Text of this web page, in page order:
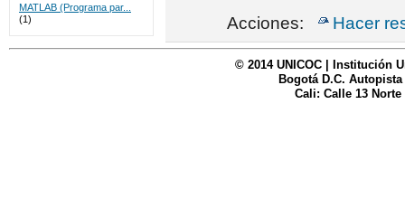
Acciones: Hacer
MATLAB (Programa par...
(1)
© 2014 UNICOC | Institución
Bogotá D.C. Autopista
Cali: Calle 13 Norte